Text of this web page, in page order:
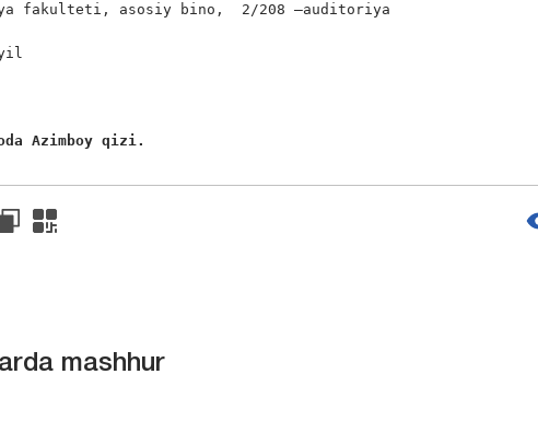
fakulteti, asosiy bino,  2/208 –auditoriya
yil
Azimboy qizi.
mashhur